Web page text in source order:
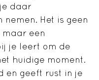
daar
Het is geen
maar een
je leert om de
huidige moment.
en geeft rust in je